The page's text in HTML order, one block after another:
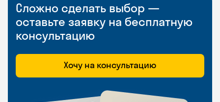
Сложно сделать выбор —
оставьте заявку на бесплатную
консультацию
Хочу на консультацию